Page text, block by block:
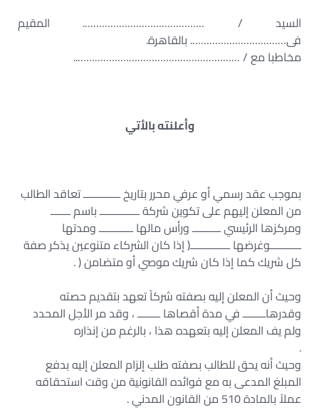
السيد / ……………………………………. المقيم
فى……………………………. بالقاهرة.
مخاطبا مع / …………………………………………………..
وأعلنته بالأتي
بموجب عقد رسمي أو عرفي محرر بتاريخ ـــــــــــــ تعاقد الطالب
من المعلن إليهم على تكوين شركة ــــــــــــــ باسم ـــــــ
ومركزها الرئيسي ــــــــــ ورأس مالها ــــــــــــ ومدتها
ـــــــــــوغرضها ــــــــــــــ( إذا كان الشركاء متنوعين يذكر صفة
كل شريك كما إذا كان شريك موصي أو متضامن ( .
وحيث أن المعلن إليه بصفته شركاً تعهد بتقديم حصته
وقدرهاــــــــ في مدة أقصاها ــــــــ ، وقد مر الأجل المحدد
ولم يف المعلن إليه بتعهده هذا ، بالرغم من إنذاره
.
وحيث أنه يحق للطالب بصفته طلب إلزام المعلن إليه بدفع
المبلغ المدعى به مع فوائده القانونية من وقت استحقاقه
عملاً بالمادة 510 من القانون المدني .